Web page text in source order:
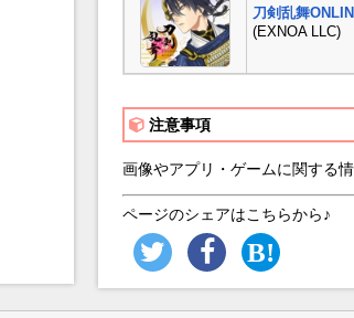
刀剣乱舞
(EXNOA LLC)
注意事項
画像やアプリ・ゲームに関する
ページのシェアはこちらから♪